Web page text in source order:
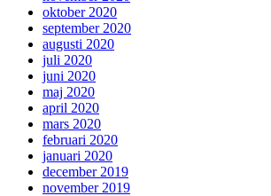
oktober 2020
september 2020
augusti 2020
juli 2020
juni 2020
maj 2020
april 2020
mars 2020
februari 2020
januari 2020
december 2019
november 2019